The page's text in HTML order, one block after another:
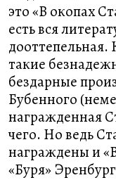
это «В окопах
есть вся
дооттепельная.
такие
бездарные
Бубенного
награжденная
чего. Но ведь
награждены и
«Буря»